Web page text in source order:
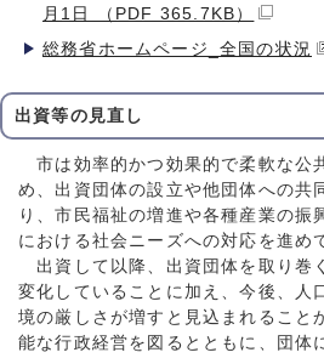
月1日 （PDF 365.7KB）
総務省ホームページ_全国の状況
出資等の見直し
市は効率的かつ効果的で柔軟な公
め、出資団体の設立や他団体への共
り、市民福祉の増進や各種産業の振
における社会ニーズへの対応を進め
出資して以降、出資団体を取り巻
変化していることに加え、今後、人
境の厳しさが増すと見込まれること
能な行政経営を図るとともに、団体